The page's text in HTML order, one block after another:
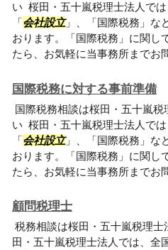
い 桜田・五十嵐税理士法人では
「会社設立」、「国際税務」な
おります。「国際税務」に関し
たら、お気軽に当事務所までお
国際税務に対する事前準備
国際税務相談は桜田・五十嵐税
い 桜田・五十嵐税理士法人では
「会社設立」、「国際税務」な
おります。「国際税務」に関し
たら、お気軽に当事務所までお
顧問税理士
税務相談は桜田・五十嵐税理
田・五十嵐税理士法人では、全